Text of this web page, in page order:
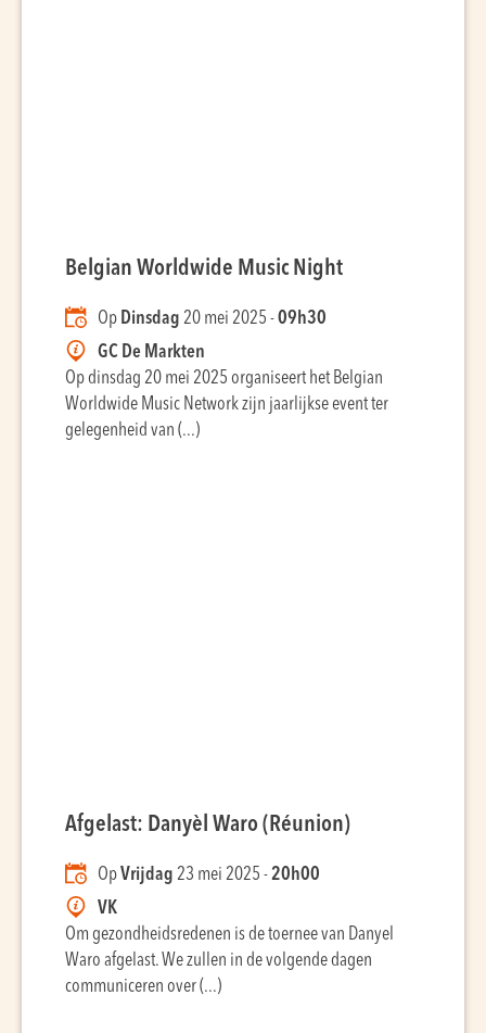
Belgian Worldwide Music Night
Op Dinsdag 20 mei 2025 -09h30
GC De Markten
Op dinsdag 20 mei 2025 organiseert het Belgian
Worldwide Music Network zijn jaarlijkse event ter
gelegenheid van (...)
Afgelast: Danyèl Waro (Réunion)
OpVrijdag 23 mei 2025 -20h00
VK
Om gezondheidsredenen is de toernee van Danyel
Waro afgelast. We zullen in de volgende dagen
communiceren over (...)